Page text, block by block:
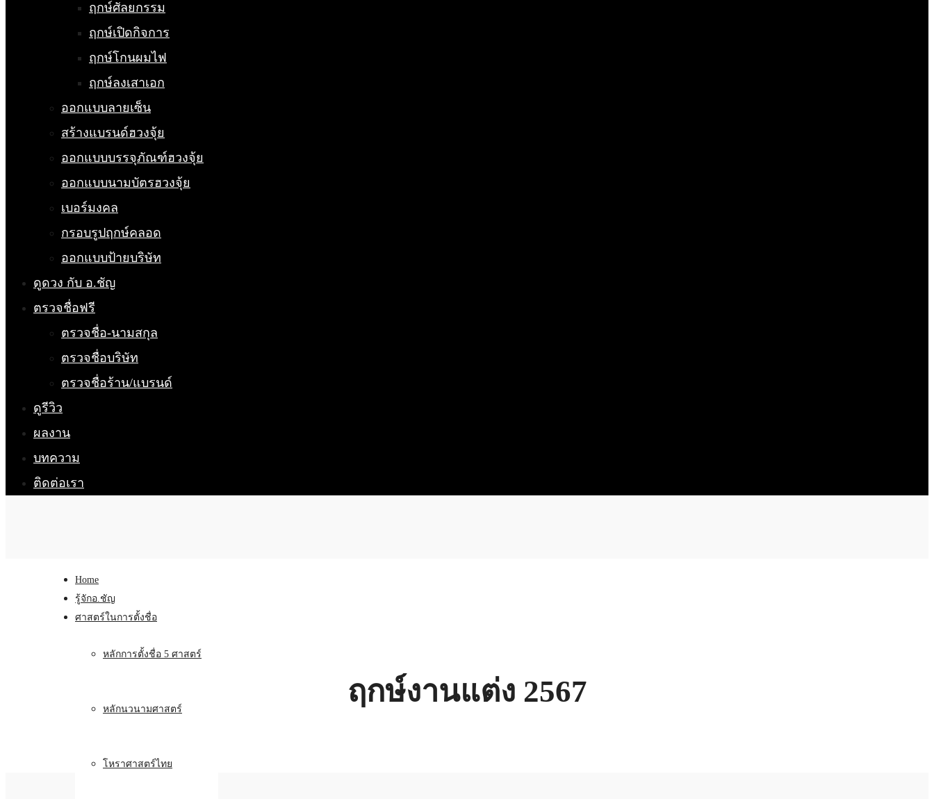
ฤกษ์ศัลยกรรม
ฤกษ์เปิดกิจการ
ฤกษ์โกนผมไฟ
ฤกษ์ลงเสาเอก
ออกแบบลายเซ็น
สร้างแบรนด์ฮวงจุ้ย
ออกแบบบรรจุภัณฑ์ฮวงจุ้ย
ออกแบบนามบัตรฮวงจุ้ย
เบอร์มงคล
กรอบรูปฤกษ์คลอด
ออกแบบป้ายบริษัท
ดูดวง กับ อ.ชัญ
ตรวจชื่อฟรี
ตรวจชื่อ-นามสกุล
ตรวจชื่อบริษัท
ตรวจชื่อร้าน/แบรนด์
ดูรีวิว
ผลงาน
บทความ
ติดต่อเรา
Home
รู้จักอ.ชัญ
ศาสตร์ในการตั้งชื่อ
หลักการตั้งชื่อ 5 ศาสตร์
หลักนวนามศาสตร์
โหราศาสตร์ไทย
ฤกษ์งานแต่ง 2567